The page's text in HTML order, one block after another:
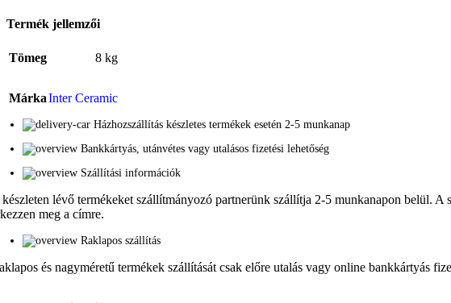
Termék jellemzői
Tömeg 8 kg
MárkaInter Ceramic
Házhozszállítás készletes termékek esetén 2-5 munkanap
Bankkártyás, utánvétes vagy utalásos fizetési lehetőség
Szállítási információk
lévő termékeket szállítmányozó partnerünk szállítja 2-5 munkanapon belül.
meg a címre.
Raklapos szállítás
és nagyméretű termékek szállítását csak előre utalás vagy online bankkártyás